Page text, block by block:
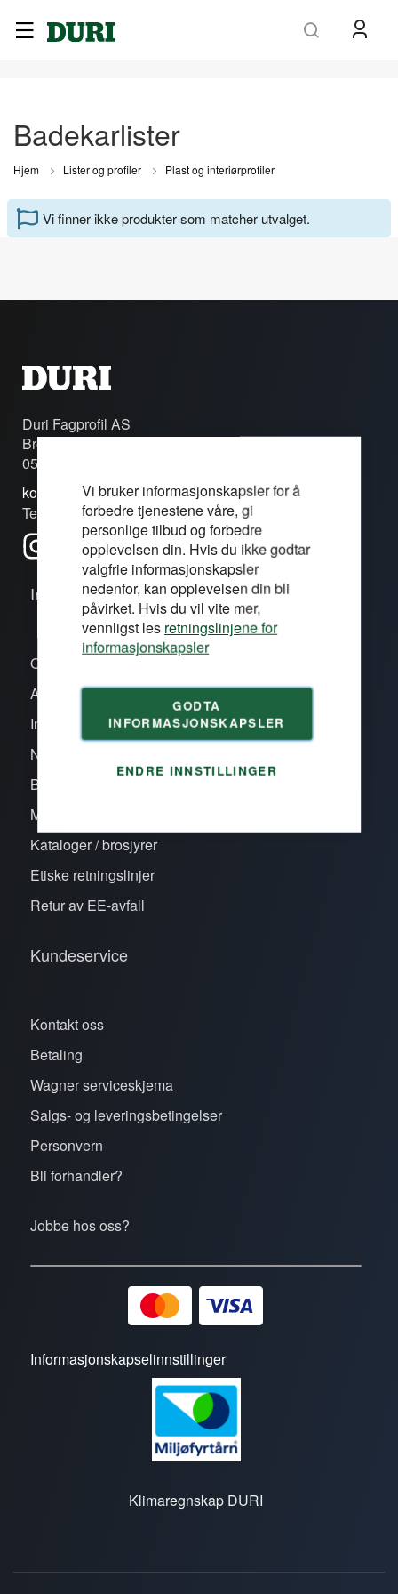
Vi bruker informasjonskapsler for å
forbedre tjenestene våre, gi
personlige tilbud og forbedre
opplevelsen din. Hvis du ikke godtar
valgfrie informasjonskapsler
nedenfor, kan opplevelsen din bli
påvirket. Hvis du vil vite mer,
vennligst les retningslinjene for
informasjonskapsler
GODTA
INFORMASJONSKAPSLER
ENDRE INNSTILLINGER
Badekarlister
Hjem Lister og profiler Plast og interiørprofiler
Vi finner ikke produkter som matcher utvalget.
Duri Fagprofil AS
Brobekkveien 80c
0582 Oslo
kontakt@duri.no
Tel: (+47) 24 13 13 50
Informasjon
Om oss/våre proffsentre
Aktiviteter
Inspirasjon
Nye produkter
Bli kunde
Merker
Kataloger / brosjyrer
Etiske retningslinjer
Retur av EE-avfall
Kundeservice
Kontakt oss
Betaling
Wagner serviceskjema
Salgs- og leveringsbetingelser
Personvern
Bli forhandler?
Jobbe hos oss?
Informasjonskapselinnstillinger
Klimaregnskap DURI